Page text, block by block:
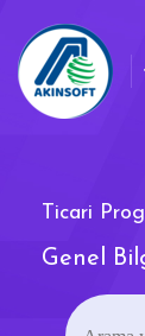
Ticari
Genel